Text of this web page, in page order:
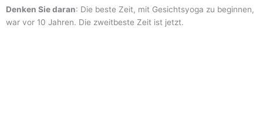
Denken Sie daran: Die beste Zeit, mit Gesichtsyoga zu beginnen,
war vor 10 Jahren. Die zweitbeste Zeit ist jetzt.